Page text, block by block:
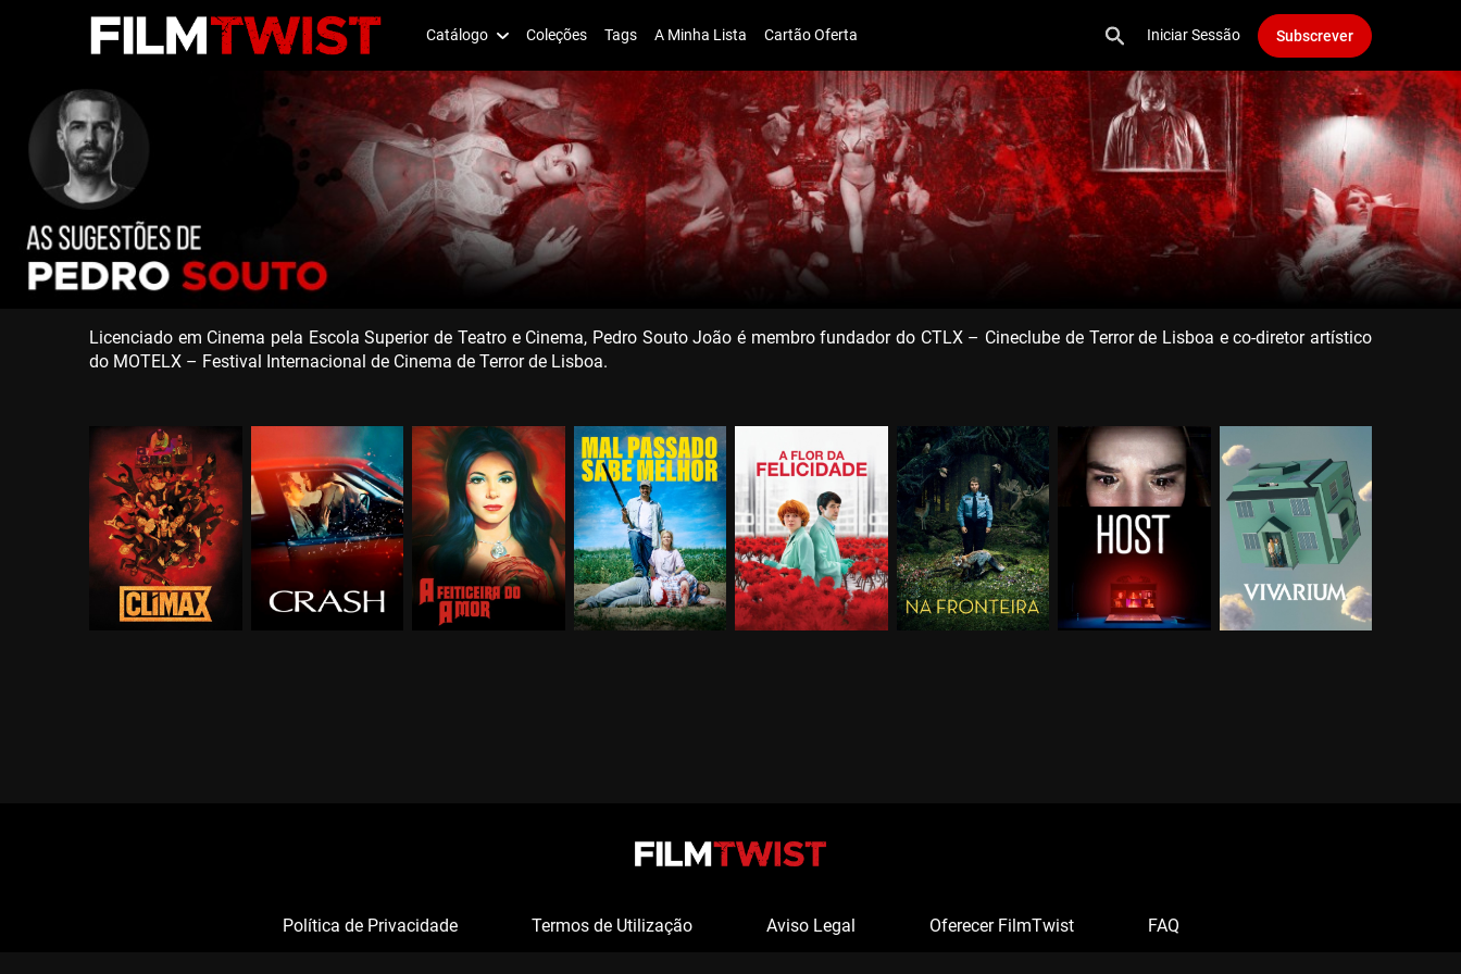
Catálogo Coleções Tags A Minha Lista Cartão Oferta Iniciar Sessão Subscrever
Licenciado em Cinema pela Escola Superior de Teatro e Cinema, Pedro Souto João é membro fundador do CTLX – Cineclube de Terror de Lisboa e co-diretor artístico
do MOTELX – Festival Internacional de Cinema de Terror de Lisboa.
Política de Privacidade Termos de Utilização Aviso Legal Oferecer FilmTwist FAQ